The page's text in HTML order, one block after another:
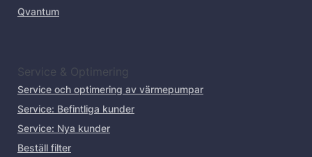
Qvantum
Service & Optimering
Service och optimering av värmepumpar
Service: Befintliga kunder
Service: Nya kunder
Beställ filter